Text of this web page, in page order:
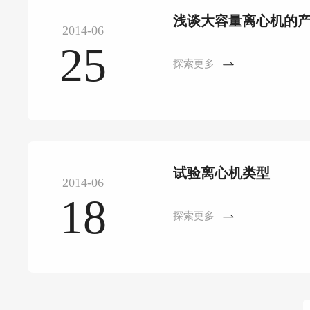
2014-06
25
浅谈大容量离心机的
探索更多
2014-06
18
试验离心机类型
探索更多